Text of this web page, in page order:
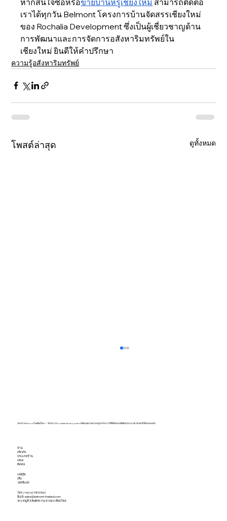
เราได้ทุกวัน Belmont โครงการบ้านจัดสรรเชียงใหม่
ของ Rochalia Development ซึ่งเป็นผู้เชี่ยวชาญด้าน
การพัฒนาและการจัดการอสังหาริมทรัพย์ใน
เชียงใหม่ ยินดีให้คำปรึกษา
ความรู้อสังหาริมทรัพย์
โพสต์ล่าสุด ดูทั้งหมด
พบกับ Belmont ในเชียงใหม่ — โครงการ Rochalia Development ที่ผสมผสานความหรูหรากับการใช้ชีวิตอย่างยั่งยืนท่ามกลางธรรมชาติได้อย่างลงตัว
โทร. (+66) 62 983 9661
อีเมล์:sales@belmont-thailand.com
342 หมู่ที่ 3 สันผักหวาน หางดง เชียงใหม่
บ้าน
เกี่ยวกับ
ประเภทบ้าน
เสนอ
ติดต่อ
เฟสบุ๊ค
เส้น
วอทส์แอป